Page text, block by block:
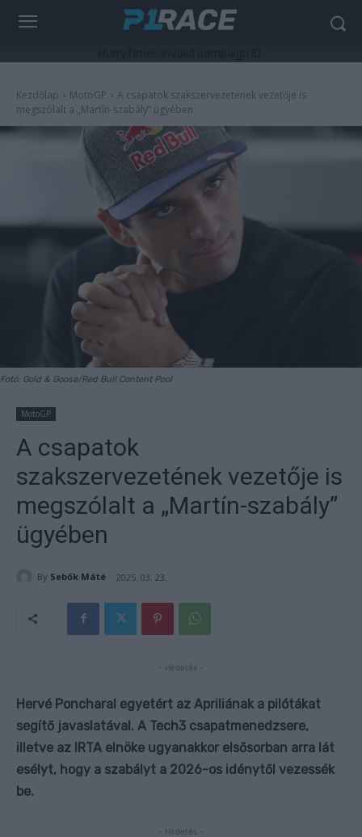
Kezdőlap MotoGP
A csapatok szakszervezetének vezetője is
megszólalt a „Martín-szabály” ügyében
Fotó: Gold & Goose/Red Bull Content Pool
MotoGP
A csapatok
szakszervezetének vezetője is
megszólalt a „Martín-szabály”
ügyében
By Sebők Máté 2025. 03. 23.
- Hirdetés -
Hervé Poncharal egyetért az Apriliának a pilótákat
segítő javaslatával. A Tech3 csapatmenedzsere,
illetve az IRTA elnöke ugyanakkor elsősorban arra lát
esélyt, hogy a szabályt a 2026-os idénytől vezessék
be.
- Hirdetés -